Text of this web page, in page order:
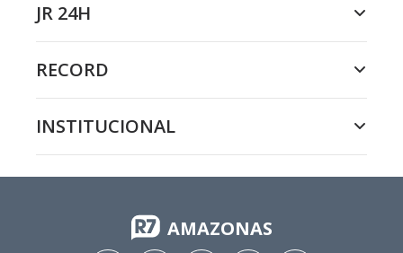
JR 24H
RECORD
INSTITUCIONAL
AMAZONAS